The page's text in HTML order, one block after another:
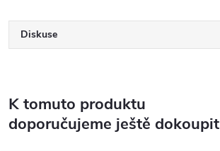
Diskuse
K tomuto produktu
doporučujeme ještě dokoupit